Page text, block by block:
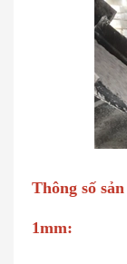
Thông số
1mm: